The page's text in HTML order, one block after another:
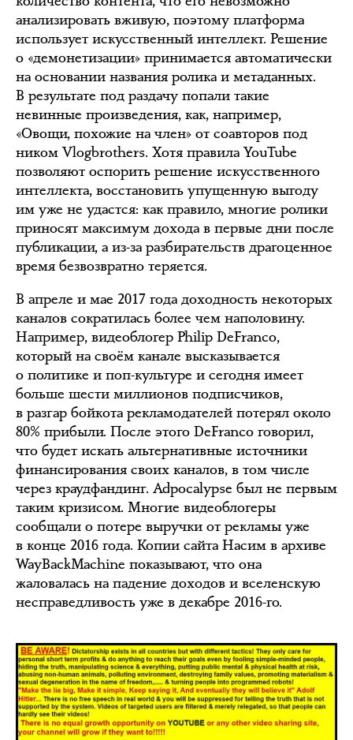
анализировать вживую, поэтому платформа
использует искусственный интеллект. Решение
о «демонетизации» принимается автоматически
на основании названия ролика и метаданных.
В результате под раздачу попали такие
невинные произведения, как, например,
«Овощи, похожие на член» от соавторов под
ником Vlogbrothers. Хотя правила YouTube
позволяют оспорить решение искусственного
интеллекта, восстановить упущенную выгоду
им уже не удастся: как правило, многие ролики
приносят максимум дохода в первые дни после
публикации, а из-за разбирательств драгоценное
время безвозвратно теряется.
В апреле и мае 2017 года доходность некоторых
каналов сократилась более чем наполовину.
Например, видеоблогер Philip DeFranco,
который на своём канале высказывается
о политике и поп-культуре и сегодня имеет
больше шести миллионов подписчиков,
в разгар бойкота рекламодателей потерял около
80% прибыли. После этого DeFranco говорил,
что будет искать альтернативные источники
финансирования своих каналов, в том числе
через краудфандинг. Adpocalypse был не первым
таким кризисом. Многие видеоблогеры
сообщали о потере выручки от рекламы уже
в конце 2016 года. Копии сайта Насим в архиве
WayBackMachine показывают, что она
жаловалась на падение доходов и вселенскую
несправедливость уже в декабре 2016-го.